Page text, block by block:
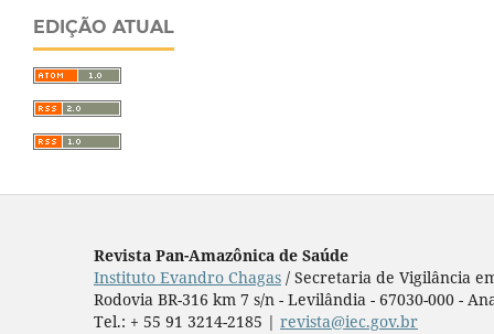
EDIÇÃO ATUAL
Revista Pan-Amazônica de Saúde
Instituto Evandro Chagas/ Secretaria de Vigilância
Rodovia BR-316 km 7 s/n - Levilândia - 67030-000 -
Tel.: + 55 91 3214-2185 | revista@iec.gov.br